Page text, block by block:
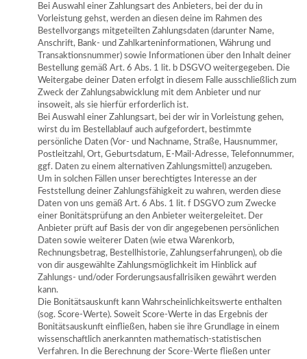
Bei Auswahl einer Zahlungsart des Anbieters, bei der du in
Vorleistung gehst, werden an diesen deine im Rahmen des
Bestellvorgangs mitgeteilten Zahlungsdaten (darunter Name,
Anschrift, Bank- und Zahlkarteninformationen, Währung und
Transaktionsnummer) sowie Informationen über den Inhalt deiner
Bestellung gemäß Art. 6 Abs. 1 lit. b DSGVO weitergegeben. Die
Weitergabe deiner Daten erfolgt in diesem Falle ausschließlich zum
Zweck der Zahlungsabwicklung mit dem Anbieter und nur
insoweit, als sie hierfür erforderlich ist.
Bei Auswahl einer Zahlungsart, bei der wir in Vorleistung gehen,
wirst du im Bestellablauf auch aufgefordert, bestimmte
persönliche Daten (Vor- und Nachname, Straße, Hausnummer,
Postleitzahl, Ort, Geburtsdatum, E-Mail-Adresse, Telefonnummer,
ggf. Daten zu einem alternativen Zahlungsmittel) anzugeben.
Um in solchen Fällen unser berechtigtes Interesse an der
Feststellung deiner Zahlungsfähigkeit zu wahren, werden diese
Daten von uns gemäß Art. 6 Abs. 1 lit. f DSGVO zum Zwecke
einer Bonitätsprüfung an den Anbieter weitergeleitet. Der
Anbieter prüft auf Basis der von dir angegebenen persönlichen
Daten sowie weiterer Daten (wie etwa Warenkorb,
Rechnungsbetrag, Bestellhistorie, Zahlungserfahrungen), ob die
von dir ausgewählte Zahlungsmöglichkeit im Hinblick auf
Zahlungs- und/oder Forderungsausfallrisiken gewährt werden
kann.
Die Bonitätsauskunft kann Wahrscheinlichkeitswerte enthalten
(sog. Score-Werte). Soweit Score-Werte in das Ergebnis der
Bonitätsauskunft einfließen, haben sie ihre Grundlage in einem
wissenschaftlich anerkannten mathematisch-statistischen
Verfahren. In die Berechnung der Score-Werte fließen unter